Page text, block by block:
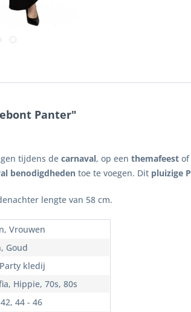
Panter"
tijdens de carnaval, op een themafeest of
benodigdheden toe te voegen. Dit pluizige
lengte van 58 cm.
Vrouwen
Goud
kledij
Hippie, 70s, 80s
44 - 46